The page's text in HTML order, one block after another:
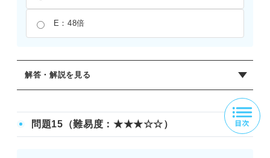
E：48倍
解答・解説を見る
もとの半径をr、高さをhとすると、もとの円錐の底面積は
r×r×円周率=r^2×円周率となる。半径を4倍にすると、底面
問題15（難易度：★★★☆☆）